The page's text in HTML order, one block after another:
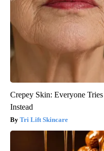
Crepey Skin: Everyone
Instead
Tri Lift Skincare